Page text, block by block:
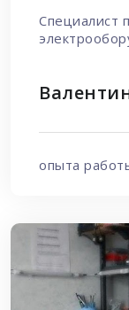
Специалист
опыта